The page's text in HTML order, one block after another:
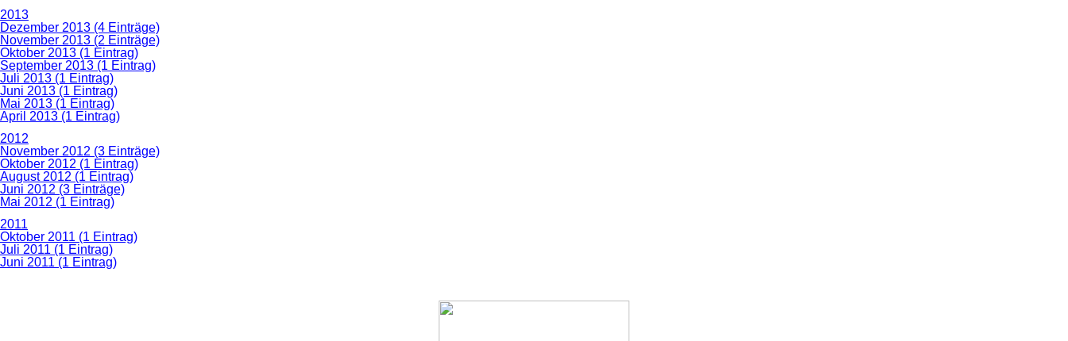
2013
Dezember 2013 (4 Einträge)
November 2013 (2 Einträge)
Oktober 2013 (1 Eintrag)
September 2013 (1 Eintrag)
Juli 2013 (1 Eintrag)
Juni 2013 (1 Eintrag)
Mai 2013 (1 Eintrag)
April 2013 (1 Eintrag)
2012
November 2012 (3 Einträge)
Oktober 2012 (1 Eintrag)
August 2012 (1 Eintrag)
Juni 2012 (3 Einträge)
Mai 2012 (1 Eintrag)
2011
Oktober 2011 (1 Eintrag)
Juli 2011 (1 Eintrag)
Juni 2011 (1 Eintrag)